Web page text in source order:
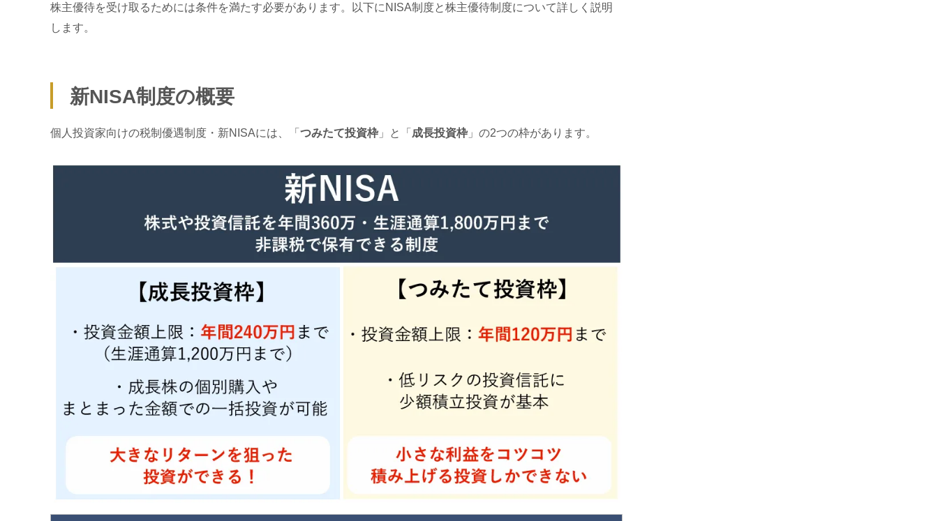
株主優待を受け取るためには条件を満たす必要があります。以下にNISA制度と株主優待制度について詳しく説明
します。
新NISA制度の概要
個人投資家向けの税制優遇制度・新NISAには、「 つみたて投資枠 」と「 成長投資枠 」の2つの枠があります。